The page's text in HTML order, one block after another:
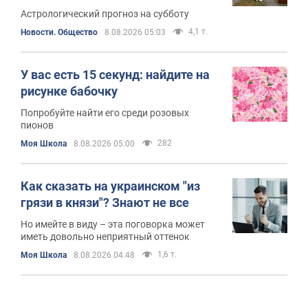
Астрологический прогноз на субботу
Новости. Общество 8.08.2026 05:03 4,1 т.
У вас есть 15 секунд: найдите на
рисунке бабочку
Попробуйте найти его среди розовых
пионов
Моя Школа 8.08.2026 05:00 282
Как сказать на украинском "из
грязи в князи"? Знают не все
Но имейте в виду – эта поговорка может
иметь довольно неприятный оттенок
Моя Школа 8.08.2026 04:48 1,6 т.